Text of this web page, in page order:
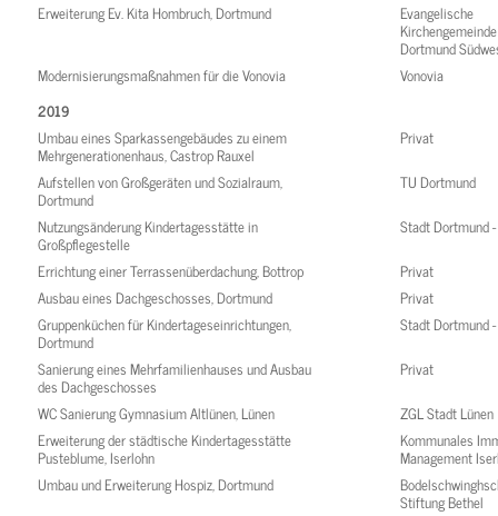
Erweiterung Ev. Kita Hombruch, Dortmund
Evangelische
Kirchengemeinde
Dortmund
Modernisierungsmaßnahmen für die Vonovia
Vonovia
2019
Umbau eines Sparkassengebäudes zu einem
Mehrgenerationenhaus, Castrop Rauxel
Privat
Aufstellen von Großgeräten und Sozialraum,
Dortmund
TU Dortmund
Nutzungsänderung Kindertagesstätte in
Großpflegestelle
Stadt Dortmund
Errichtung einer Terrassenüberdachung, Bottrop
Privat
Ausbau eines Dachgeschosses, Dortmund
Privat
Gruppenküchen für Kindertageseinrichtungen,
Dortmund
Stadt Dortmund
Sanierung eines Mehrfamilienhauses und Ausbau
des Dachgeschosses
Privat
WC Sanierung Gymnasium Altlünen, Lünen
ZGL Stadt Lünen
Erweiterung der städtische Kindertagesstätte
Pusteblume, Iserlohn
Kommunales
Management
Umbau und Erweiterung Hospiz, Dortmund
Stiftung Bethel